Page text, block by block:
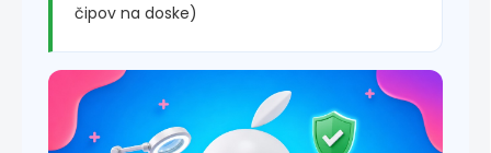
čipov na doske)